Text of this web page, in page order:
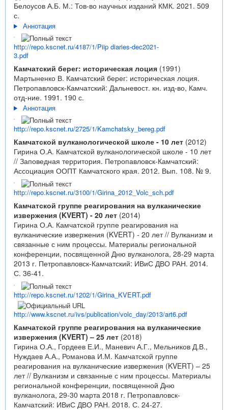
Белоусов А.Б. М.: Тов-во научных изданий КМК. 2021. 509
с.
Аннотация
http://repo.kscnet.ru/4187/1/Piip diaries-dec2021-
3.pdf
Камчатский берег: историческая лоция (1991)
Мартыненко В. Камчатский берег: историческая лоция.
Петропавловск-Камчатский: Дальневост. кн. изд-во, Камч.
отд-ние. 1991. 190 с.
Аннотация
http://repo.kscnet.ru/2725/1/Kamchatsky_bereg.pdf
Камчатской вулканологической школе - 10 лет (2012)
Гирина О.А. Камчатской вулканологической школе - 10 лет
// Заповедная территория. Петропавловск-Камчатский:
Ассоциация ООПТ Камчатского края. 2012. Вып. 108. № 9.
http://repo.kscnet.ru/3100/1/Girina_2012_Volc_sch.pdf
Камчатской группе реагирования на вулканические
извержения (KVERT) - 20 лет (2014)
Гирина О.А. Камчатской группе реагирования на
вулканические извержения (KVERT) - 20 лет // Вулканизм и
связанные с ним процессы. Материалы региональной
конференции, посвященной Дню вулканолога, 28-29 марта
2013 г. Петропавловск-Камчатский: ИВиС ДВО РАН. 2014.
С. 36-41.
http://repo.kscnet.ru/1202/1/Girina_KVERT.pdf
http://www.kscnet.ru/ivs/publication/volc_day/2013/art6.pdf
Камчатской группе реагирования на вулканические
извержения (KVERT) – 25 лет (2018)
Гирина О.А., Гордеев Е.И., Маневич А.Г., Мельников Д.В.,
Нуждаев А.А., Романова И.М. Камчатской группе
реагирования на вулканические извержения (KVERT) – 25
лет // Вулканизм и связанные с ним процессы. Материалы
региональной конференции, посвященной Дню
вулканолога, 29-30 марта 2018 г. Петропавловск-
Камчатский: ИВиС ДВО РАН. 2018. С. 24-27.